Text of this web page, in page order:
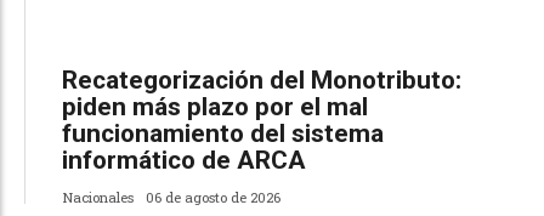
Recategorización del Monotributo:
piden más plazo por el mal
funcionamiento del sistema
informático de ARCA
Nacionales 06 de agosto de 2026